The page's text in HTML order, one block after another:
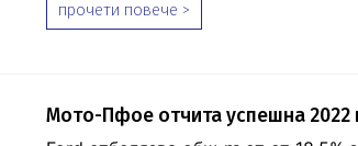
прочети повече >
Mото-Пфое отчита успешна 2022